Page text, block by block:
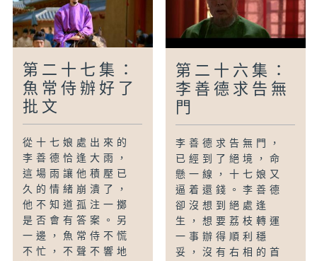
第二十七集：
魚常侍辦好了
批文
從十七娘處出來的
李善德恰逢大雨，
這場雨讓他積壓已
久的情緒崩潰了，
他不知道孤注一擲
是否會有答案。另
一邊，魚常侍不慌
不忙，不聲不響地
第二十六集：
李善德求告無
門
李善德求告無門，
已經到了絕境，命
懸一線，十七娘又
逼着還錢。李善德
卻沒想到絕處逢
生，想要荔枝轉運
一事辦得順利穩
妥，沒有右相的首